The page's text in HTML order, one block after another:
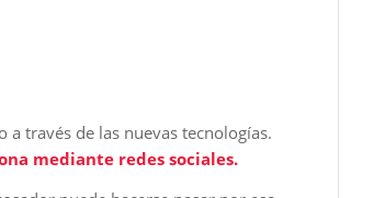
través de las nuevas tecnologías.
mediante redes sociales.